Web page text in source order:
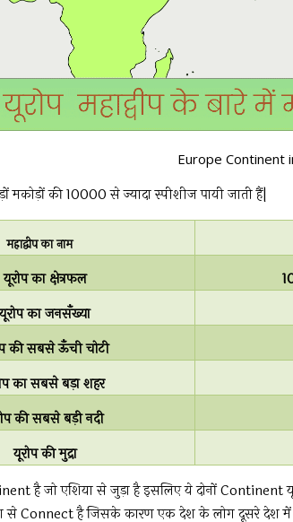
Europe Continent
मकोड़ों की 10000 से ज्यादा स्पीशीज पायी जाती हैं|
महाद्वीप का नाम
यूरोप का क्षेत्रफल
का जनसँख्या
की सबसे ऊँची चोटी
का सबसे बड़ा शहर
की सबसे बड़ी नदी
यूरोप की मुद्रा
है जो एशिया से जुड़ा है इसलिए ये दोनों
से Connect है जिसके कारण एक देश के लोग दूसरे देश